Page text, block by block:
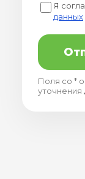
Я
данных
Поля со *
уточнения